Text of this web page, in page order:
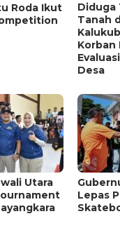
Roda Ikut
Diduga
Tanah
Korban
Desa
Utara
Lepas